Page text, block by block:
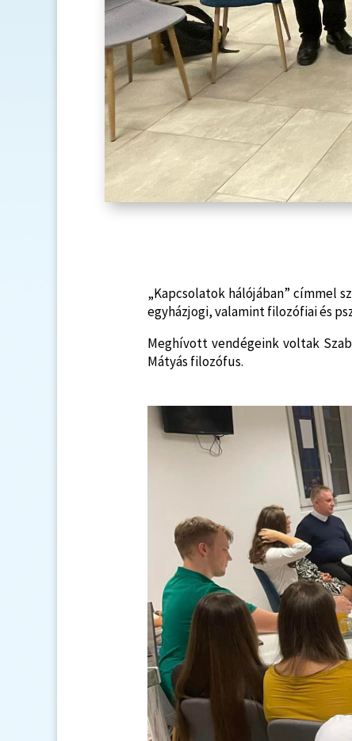
„Kapcsolatok hálójában” címmel
egyházjogi, valamint filozófiai és
Meghívott vendégeink voltak
Mátyás filozófus.